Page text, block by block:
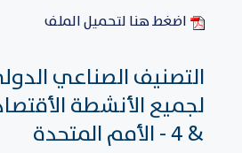
اضغط هنا لتحميل الملف
التصنيف الصناعي
& 4 - الأمم المتحدة